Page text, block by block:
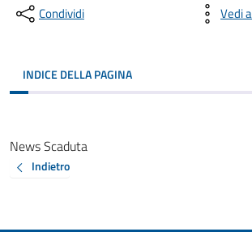
Condividi Vedi
INDICE DELLA PAGINA
News Scaduta
Indietro